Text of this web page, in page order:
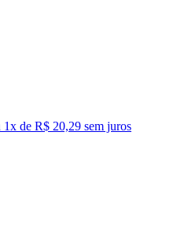
1x de R$ 20,29 sem juros